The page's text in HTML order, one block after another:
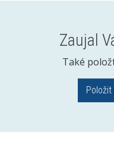
Zaujal
Také